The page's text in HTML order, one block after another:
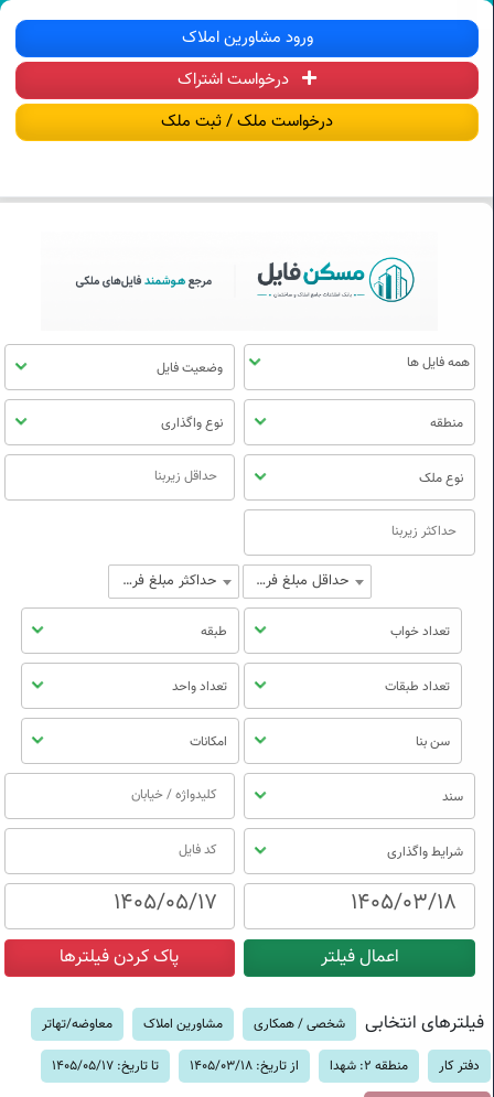
مسکن فایل | خرید، فروش، رهن و اجاره
ورود مشاورین املاک
درخواست اشتراک
درخواست ملک / ثبت ملک
مسکن
فایل
وضعیت فایل
منطقه نوع واگذاری
نوع ملک
حداقل مبلغ فروش حداکثر مبلغ فروش
تعداد خواب طبقه
تعداد طبقات تعداد واحد
سن بنا امکانات
سند
شرایط واگذاری
فیلترهای انتخابی شخصی / همکاری مشاورین املاک معاوضه/تهاتر
دفتر کار منطقه 2: شهدا از تاریخ: 1405/03/18 تا تاریخ: 1405/05/17